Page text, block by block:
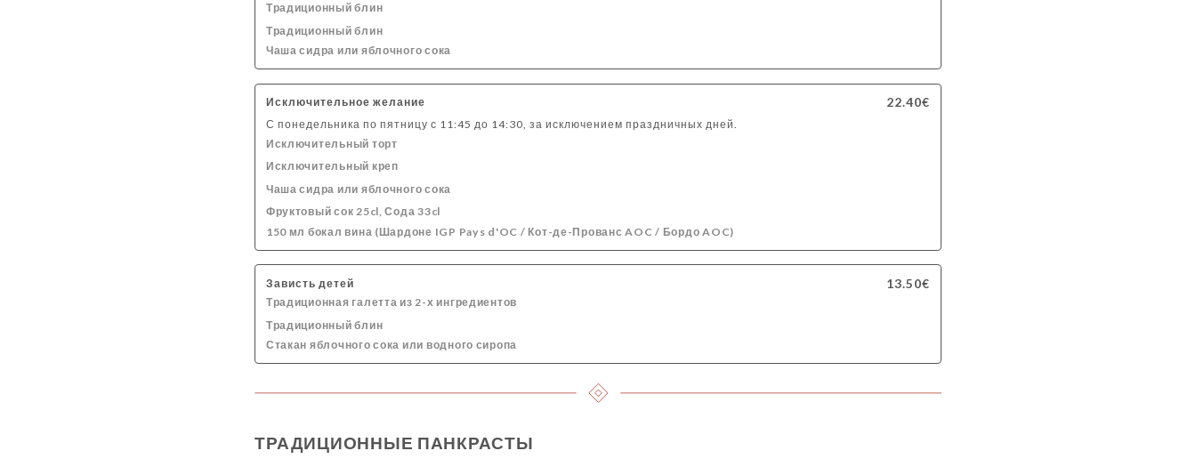
Традиционный блин
Традиционный блин
Чаша сидра или яблочного сока
Исключительное желание 22.40€
С понедельника по пятницу с 11:45 до 14:30, за исключением праздничных дней.
Исключительный торт
Исключительный креп
Чаша сидра или яблочного сока
Фруктовый сок 25cl, Сода 33cl
150 мл бокал вина (Шардоне IGP Pays d'OC / Кот-де-Прованс AOC / Бордо AOC)
Зависть детей 13.50€
Традиционная галетта из 2-х ингредиентов
Традиционный блин
Стакан яблочного сока или водного сиропа
ТРАДИЦИОННЫЕ ПАНКРАСТЫ